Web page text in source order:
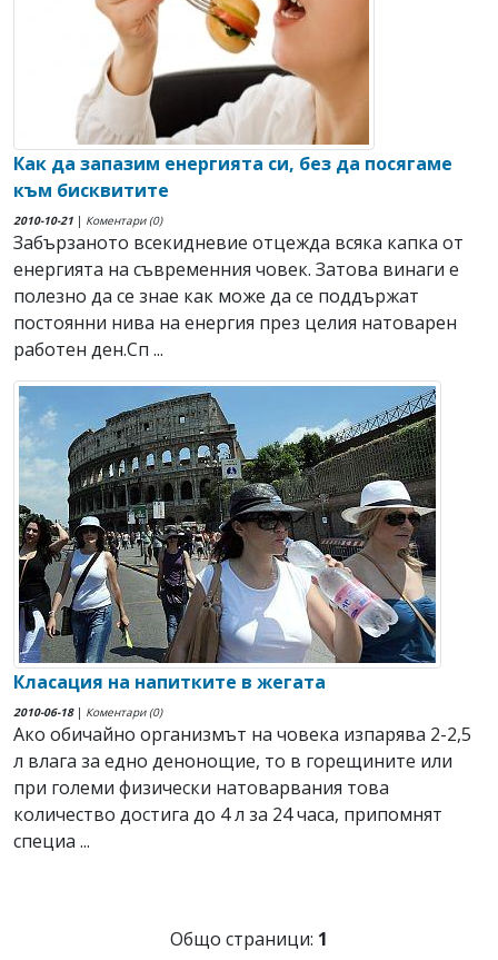
Как да запазим енергията си, без да посягаме
към бисквитите
2010-10-21 | Коментари (0)
Забързаното всекидневие отцежда всяка капка от
енергията на съвременния човек. Затова винаги е
полезно да се знае как може да се поддържат
постоянни нива на енергия през целия натоварен
работен ден.Сп ...
Класация на напитките в жегата
2010-06-18| Коментари (0)
Ако обичайно организмът на човека изпарява 2-2,5
л влага за едно денонощие, то в горещините или
при големи физически натоварвания това
количество достига до 4 л за 24 часа, припомнят
специа ...
Общо страници: 1